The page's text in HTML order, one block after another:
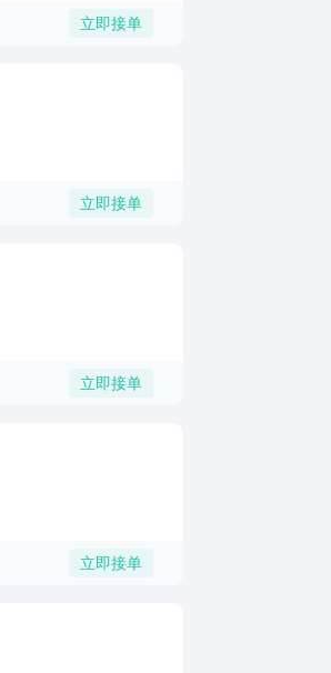
立即接单
立即接单
立即接单
立即接单